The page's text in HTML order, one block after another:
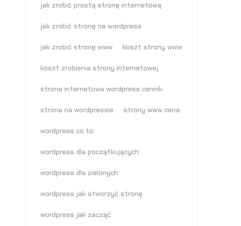
jak zrobić prostą stronę internetową
jak zrobić stronę na wordpress
jak zrobić stronę www koszt strony www
koszt zrobienia strony internetowej
strona internetowa wordpress cennik
strona na wordpressie strony www cena
wordpress co to
wordpress dla początkujących
wordpress dla zielonych
wordpress jak stworzyć stronę
wordpress jak zacząć